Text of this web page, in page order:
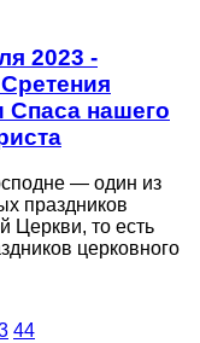
2023 -
Спаса нашего
— один из
праздников
Церкви, то есть
церковного
44